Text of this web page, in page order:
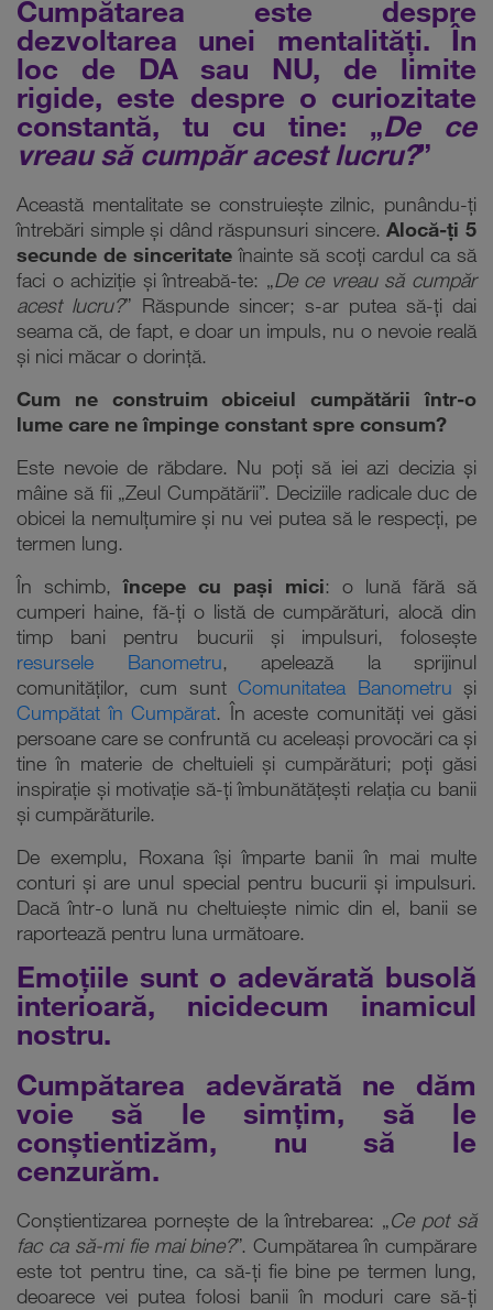
Cumpătarea este despre
dezvoltarea unei mentalități. În
loc de DA sau NU, de limite
rigide, este despre o curiozitate
constantă, tu cu tine: „De ce
vreau să cumpăr acest lucru?”
Această mentalitate se construiește zilnic, punându-ți
întrebări simple și dând răspunsuri sincere.Alocă-ți 5
secunde de sinceritate înainte să scoți cardul ca să
faci o achiziție și întreabă-te: „De ce vreau să cumpăr
acest lucru?” Răspunde sincer; s-ar putea să-ți dai
seama că, de fapt, e doar un impuls, nu o nevoie reală
și nici măcar o dorință.
Cum ne construim obiceiul cumpătării într-o
lume care ne împinge constant spre consum?
Este nevoie de răbdare. Nu poți să iei azi decizia și
mâine să fii „Zeul Cumpătării”. Deciziile radicale duc de
obicei la nemulțumire și nu vei putea să le respecți, pe
termen lung.
În schimb,începe cu pași mici: o lună fără să
cumperi haine, fă-ți o listă de cumpărături, alocă din
timp bani pentru bucurii și impulsuri, folosește
resursele Banometru, apelează la sprijinul
comunităților, cum suntComunitatea Banometru și
Cumpătat în Cumpărat. În aceste comunități vei găsi
persoane care se confruntă cu aceleași provocări ca și
tine în materie de cheltuieli și cumpărături; poți găsi
inspirație și motivație să-ți îmbunătățești relația cu banii
și cumpărăturile.
De exemplu, Roxana își împarte banii în mai multe
conturi și are unul special pentru bucurii și impulsuri.
Dacă într-o lună nu cheltuiește nimic din el, banii se
raportează pentru luna următoare.
Emoțiile sunt o adevărată busolă
interioară, nicidecum inamicul
nostru.
Cumpătarea adevărată ne dăm
voie să le simțim, să le
conștientizăm, nu să le
cenzurăm.
Conștientizarea pornește de la întrebarea: „Ce pot să
fac ca să-mi fie mai bine?”. Cumpătarea în cumpărare
este tot pentru tine, ca să-ți fie bine pe termen lung,
deoarece vei putea folosi banii în moduri care să-ți